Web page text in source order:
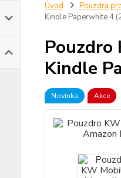
Úvod Pouzdra
Kindle Paperwhite 4
Pouzdro
Kindle
Novinka Akce